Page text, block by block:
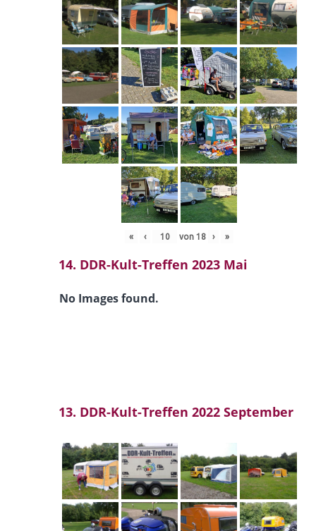
« ‹ von 18 › »
14. DDR-Kult-Treffen 2023 Mai
No Images found.
13. DDR-Kult-Treffen 2022 September